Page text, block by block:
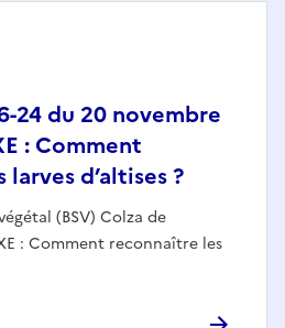
24 du 20 novembre
: Comment
d’altises ?
(BSV) Colza de
: Comment reconnaître les